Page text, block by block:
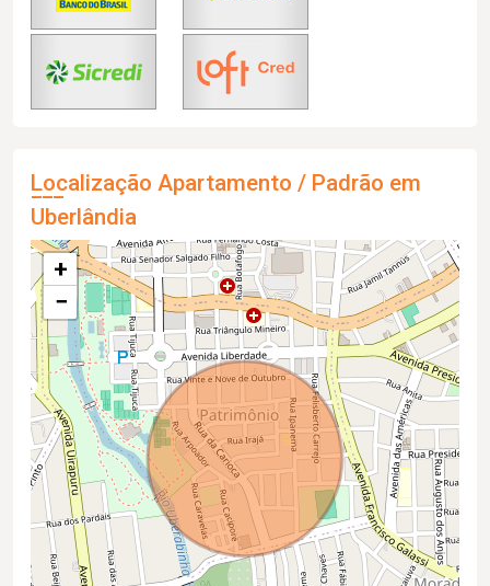
Localização Apartamento / Padrão em
Uberlândia
+
−